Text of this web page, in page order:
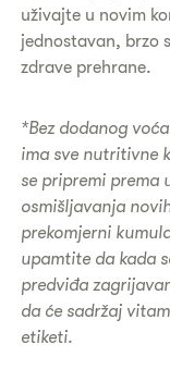
uživajte u novim
jednostavan, brzo
zdrave prehrane.
*Bez dodanog
ima sve nutritivne
se pripremi prema
osmišljavanja
prekomjerni
upamtite da kada
predviđa
da će sadržaj
etiketi.